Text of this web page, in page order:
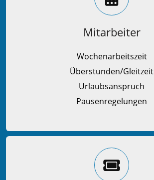
Mitarbeiter
Wochenarbeitszeit
Überstunden/Gleitzeit
Urlaubsanspruch
Pausenregelungen